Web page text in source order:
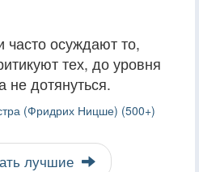
осуждают то,
тех, до уровня
не дотянуться.
(Фридрих Ницше) (500+)
лучшие